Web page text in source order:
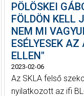
PÖLÖSKEI
FÖLDÖN KELL
NEM MI
ESÉLYESEK
ELLEN"
2023-02-06
Az SKLA felső
nyilatkozott az ifi